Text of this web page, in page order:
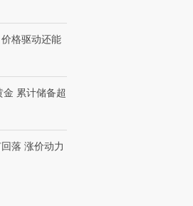
格驱动还能
累计储备超
落 涨价动力